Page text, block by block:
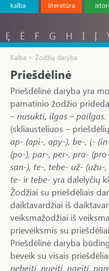
kalba literatūra
Ę Ė F G H I Į
Kalba > Žodžių daryba
Priešdėlinė
Priešdėlinė daryba yra
pamatinio žodžio
– nusukti, ilgas – pailgas.
(skliausteliuos –
ap- (api-, apy-), be-, į-
(po-), par-, per-, pra-
san-), te-, tebe- už- (užu-
te- ir tebe- yra dalelyčių
Žodžiai su priešdėliais
daiktavardžiai iš
veiksmažodžiai iš
prieveiksmis su
Priešdėlinė daryba
beveik su visais
nebeiti, nueiti, paeiti,